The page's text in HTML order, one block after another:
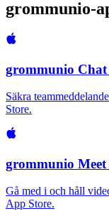
grommunio-
grommunio
Säkra
Store.
grommunio
Gå med i och håll
App Store.